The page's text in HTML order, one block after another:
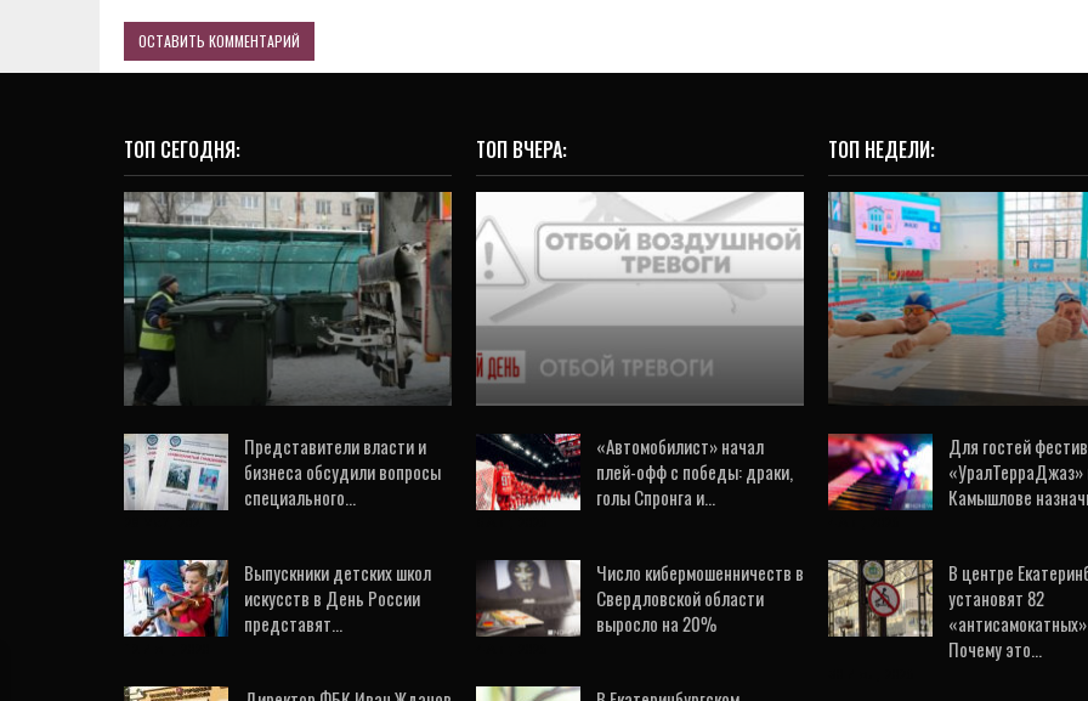
ТОП СЕГОДНЯ:
НОВОСТИ
Под Екатеринбургом
построят полигон и
мусоросортировочный
комплекс за 11,7 млрд…
Представители власти и
бизнеса обсудили вопросы
специального…
Выпускники детских школ
искусств в День России
представят…
ТОП ВЧЕРА:
ОБЩЕСТВО
Режим угрозы БПЛА снят
в Свердловской области
5 Авг, 2026
«Автомобилист» начал
плей-офф с победы: драки,
голы Спронга и…
Число кибермошенничеств в
Свердловской области
выросло на 20%
ТОП НЕДЕЛИ:
ВИДЕО
Энергетики
участие в
по плаванию в
работников ЖКХ…
Для гостей
«УралТерраДжаз»
Камышлове
В центре
установят 82
Почему это…